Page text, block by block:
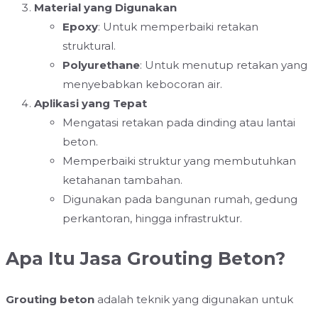
Material yang Digunakan
Epoxy: Untuk memperbaiki retakan
struktural.
Polyurethane: Untuk menutup retakan yang
menyebabkan kebocoran air.
Aplikasi yang Tepat
Mengatasi retakan pada dinding atau lantai
beton.
Memperbaiki struktur yang membutuhkan
ketahanan tambahan.
Digunakan pada bangunan rumah, gedung
perkantoran, hingga infrastruktur.
Apa Itu Jasa Grouting Beton?
Grouting beton adalah teknik yang digunakan untuk